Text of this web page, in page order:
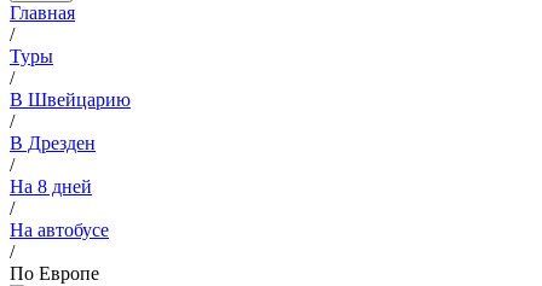
Главная
/
Туры
/
В Швейцарию
/
В Дрезден
/
На 8 дней
/
На автобусе
/
По Европе